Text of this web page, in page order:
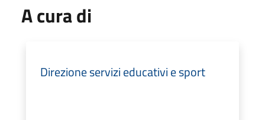
A cura di
Direzione servizi educativi e sport